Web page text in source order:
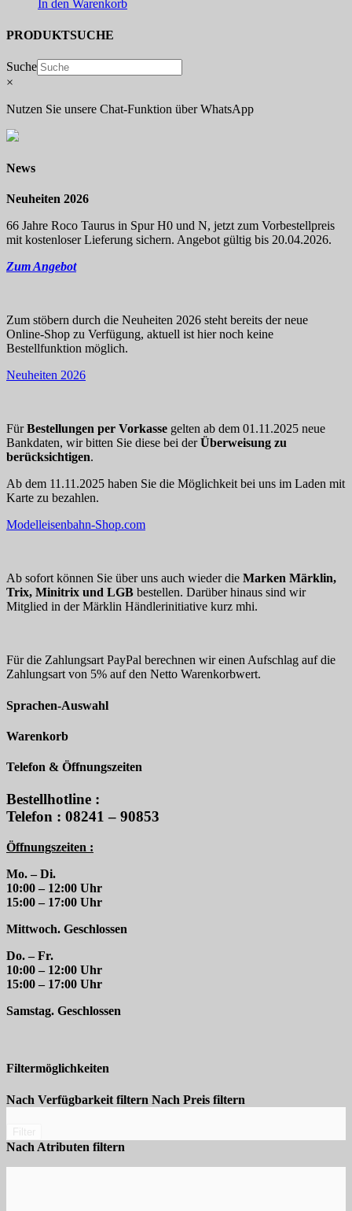
In den Warenkorb
PRODUKTSUCHE
Suche
×
Nutzen Sie unsere Chat-Funktion über WhatsApp
News
Neuheiten 2026
66 Jahre Roco Taurus in Spur H0 und N, jetzt zum Vorbestellpreis
mit kostenloser Lieferung sichern. Angebot gültig bis 20.04.2026.
Zum Angebot
Zum stöbern durch die Neuheiten 2026 steht bereits der neue
Online-Shop zu Verfügung, aktuell ist hier noch keine
Bestellfunktion möglich.
Neuheiten 2026
FürBestellungen per Vorkasse gelten ab dem 01.11.2025 neue
Bankdaten, wir bitten Sie diese bei derÜberweisung zu
berücksichtigen.
Ab dem 11.11.2025 haben Sie die Möglichkeit bei uns im Laden mit
Karte zu bezahlen.
Modelleisenbahn-Shop.com
Ab sofort können Sie über uns auch wieder die Marken Märklin,
Trix, Minitrix und LGB bestellen. Darüber hinaus sind wir
Mitglied in der Märklin Händlerinitiative kurz mhi.
Für die Zahlungsart PayPal berechnen wir einen Aufschlag auf die
Zahlungsart von 5% auf den Netto Warenkorbwert.
Sprachen-Auswahl
Warenkorb
Telefon & Öffnungszeiten
Bestellhotline :
Telefon : 08241 – 90853
Öffnungszeiten :
Mo. – Di.
10:00 – 12:00 Uhr
15:00 – 17:00 Uhr
Mittwoch. Geschlossen
Do. – Fr.
10:00 – 12:00 Uhr
15:00 – 17:00 Uhr
Samstag. Geschlossen
Filtermöglichkeiten
Nach Verfügbarkeit filtern Nach Preis filtern
Nach Atributen filtern